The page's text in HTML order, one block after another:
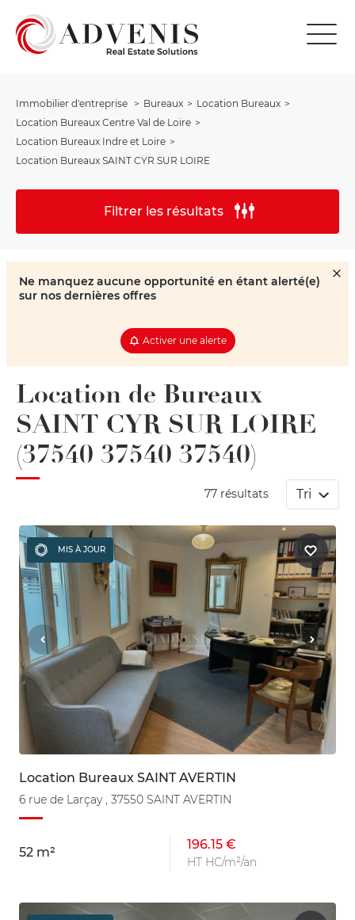
Immobilier d'entreprise Bureaux
Location Bureaux
Location Bureaux Centre Val de Loire
Location Bureaux Indre et Loire
Location Bureaux SAINT CYR SUR LOIRE
Filtrer les résultats
Ne manquez aucune opportunité en étant alerté(e)
sur nos dernières offres
Activer une alerte
Location de Bureaux
SAINT CYR SUR LOIRE
(37540 37540 37540)
77 résultats Tri
MIS À JOUR
Location Bureaux SAINT AVERTIN
6 rue de Larçay , 37550 SAINT AVERTIN
52 m²
196.15 €
HT HC/m²/an